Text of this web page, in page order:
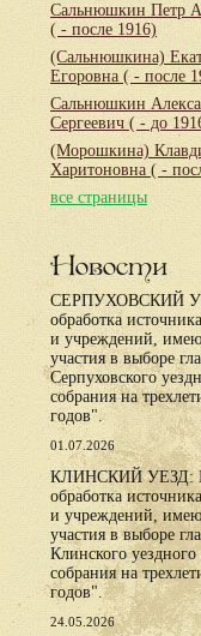
Сальнюшкин Петр
( - после 1916)
(Сальнюшкина)
Егоровна ( - после
Сальнюшкин
Сергеевич ( - до
(Морошкина)
Харитоновна ( -
все страницы
Новости
СЕРПУХОВСКИЙ
обработка
и учреждений,
участия в выборе
Серпуховского
собрания на
годов".
01.07.2026
КЛИНСКИЙ УЕЗД:
обработка
и учреждений,
участия в выборе
Клинского уездного
собрания на
годов".
24.05.2026